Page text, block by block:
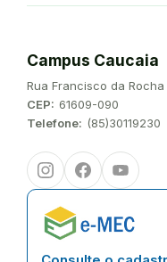
Campus Caucaia
Endereço:
Rua Francisco da
CEP: 61609-090
Telefone: (85)30119230
InstagramFacebookYoutube